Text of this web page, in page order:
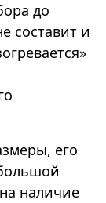
до
составит и
его
наличие